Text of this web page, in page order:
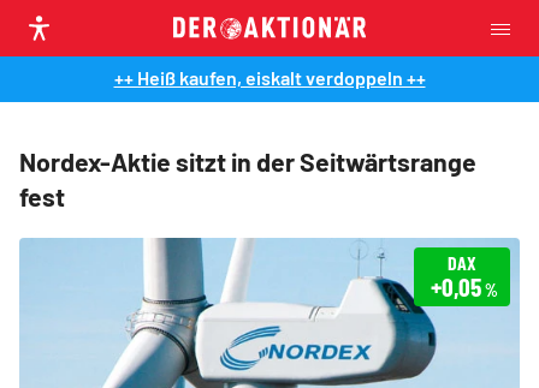
++ Heiß kaufen, eiskalt verdoppeln ++
Nordex-Aktie sitzt in der Seitwärtsrange
fest
DAX
+0,05%